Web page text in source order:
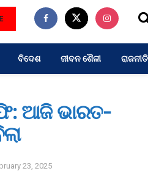
ବିଦେଶ ଜୀବନ ଶୈଳୀ ରାଜନୀତି
ଆଜି ଭାରତ-
23, 2025